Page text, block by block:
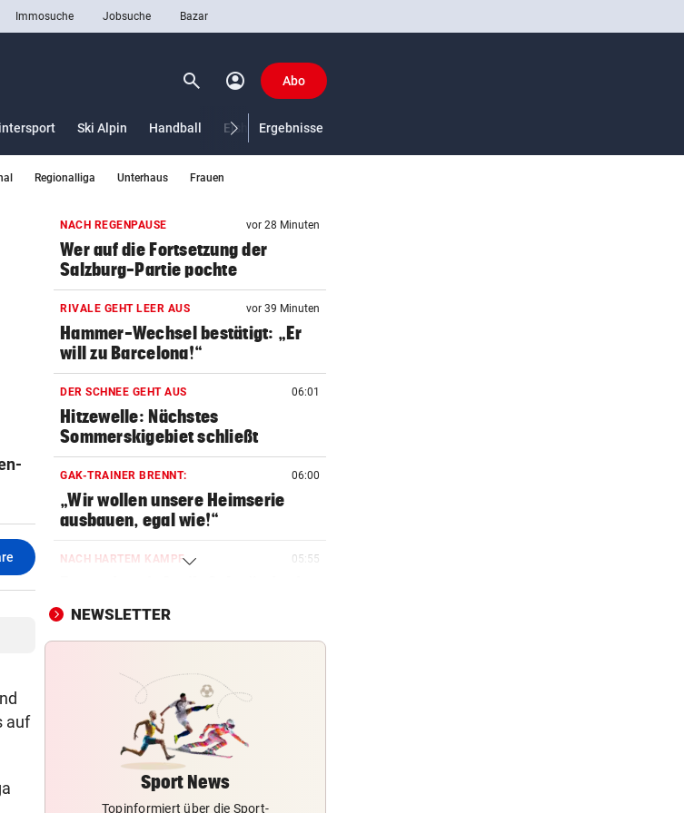
Immosuche Jobsuche Bazar
search Suchen
account_circle Abo
Ski Alpin Handball Eishockey US-Sport
Ergebnisse
Regionalliga Unterhaus Frauen
auf
NACH REGENPAUSE vor 28 Minuten
Wer auf die Fortsetzung der
Salzburg-Partie pochte
RIVALE GEHT LEER AUS vor 39 Minuten
Hammer-Wechsel bestätigt: „Er
will zu Barcelona!“
DER SCHNEE GEHT AUS 06:01
Hitzewelle: Nächstes
Sommerskigebiet schließt
GAK-TRAINER BRENNT: 06:00
„Wir wollen unsere Heimserie
ausbauen, egal wie!“
NACH HARTEM KAMPF 05:55
Viertelfinale
VEREHRUNG STATT KRITIK 05:38
FIFA-Boss Infantino
AB NACH ITALIEN!
Leihe perfekt: Borussia Dortmund
vermeldet Abgang
LANGER EUROPACUPABEND
NEWSLETTER
Sport News
Topinformiert über die Sport-